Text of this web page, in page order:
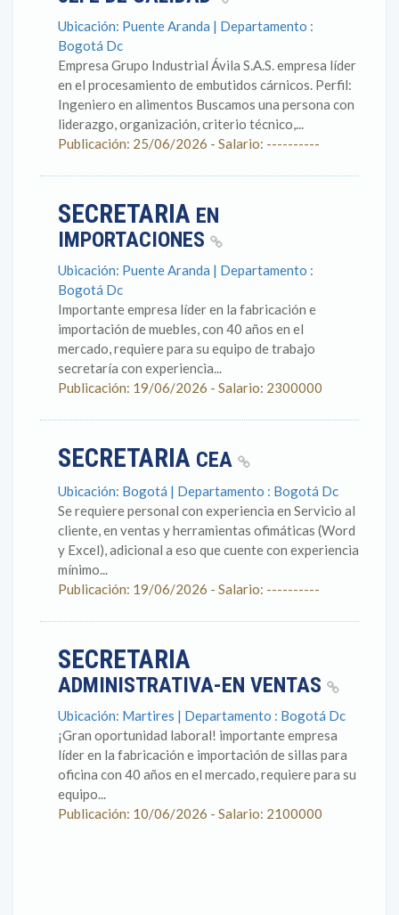
Ubicación: Puente Aranda | Departamento :
Bogotá Dc
Empresa Grupo Industrial Ávila S.A.S. empresa líder
en el procesamiento de embutidos cárnicos. Perfil:
Ingeniero en alimentos Buscamos una persona con
liderazgo, organización, criterio técnico,...
Publicación: 25/06/2026 - Salario: ----------
SECRETARIA EN
IMPORTACIONES
Ubicación: Puente Aranda | Departamento :
Bogotá Dc
Importante empresa líder en la fabricación e
importación de muebles, con 40 años en el
mercado, requiere para su equipo de trabajo
secretaría con experiencia...
Publicación: 19/06/2026 - Salario: 2300000
SECRETARIA CEA
Ubicación: Bogotá | Departamento : Bogotá Dc
Se requiere personal con experiencia en Servicio al
cliente, en ventas y herramientas ofimáticas (Word
y Excel), adicional a eso que cuente con experiencia
mínimo...
Publicación: 19/06/2026 - Salario: ----------
SECRETARIA
ADMINISTRATIVA-EN VENTAS
Ubicación: Martires | Departamento : Bogotá Dc
¡Gran oportunidad laboral! importante empresa
líder en la fabricación e importación de sillas para
oficina con 40 años en el mercado, requiere para su
equipo...
Publicación: 10/06/2026 - Salario: 2100000